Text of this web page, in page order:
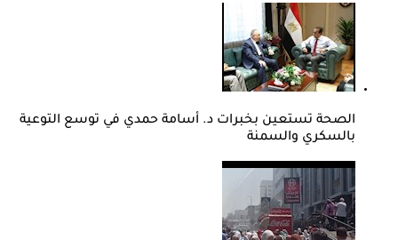
الصحة تستعين بخبرات د. أسامة حمدي في توسع التوعية
بالسكري والسمنة